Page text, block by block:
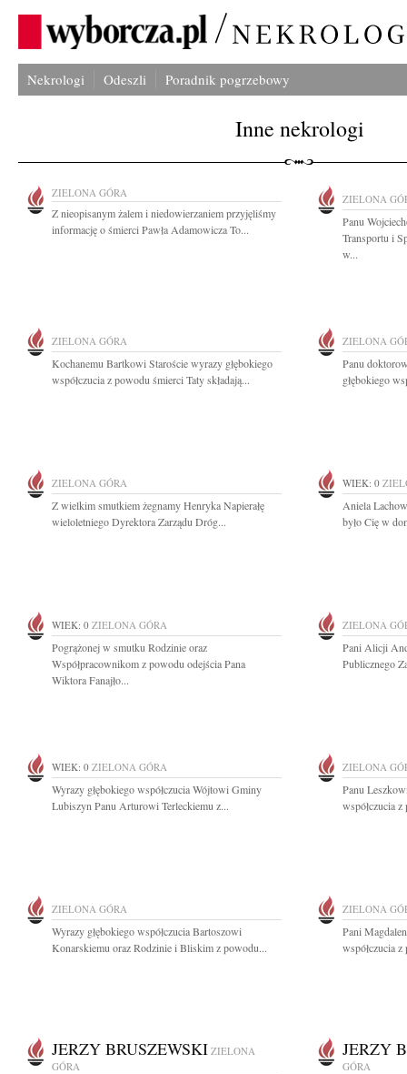
Nekrologi Odeszli Poradnik pogrzebowy
Inne nekrologi
ZIELONA GÓRA
Z nieopisanym żalem i niedowierzaniem przyjęliśmy
informację o śmierci Pawła Adamowicza To...
ZIELONA
Panu
Transportu i
w...
ZIELONA GÓRA
Kochanemu Bartkowi Staroście wyrazy głębokiego
współczucia z powodu śmierci Taty składają...
ZIELONA
Panu
głębokiego
ZIELONA GÓRA
Z wielkim smutkiem żegnamy Henryka Napierałę
wieloletniego Dyrektora Zarządu Dróg...
WIEK: 0
Aniela
było Cię w
WIEK: 0 ZIELONA GÓRA
Pogrążonej w smutku Rodzinie oraz
Współpracownikom z powodu odejścia Pana
Wiktora Fanajło...
ZIELONA
Pani Alicji
Publicznego
WIEK: 0 ZIELONA GÓRA
Wyrazy głębokiego współczucia Wójtowi Gminy
Lubiszyn Panu Arturowi Terleckiemu z...
ZIELONA
Panu
współczucia
ZIELONA GÓRA
Wyrazy głębokiego współczucia Bartoszowi
Konarskiemu oraz Rodzinie i Bliskim z powodu...
ZIELONA
Pani
współczucia
JERZY BRUSZEWSKI ZIELONA
GÓRA
JERZY
GÓRA